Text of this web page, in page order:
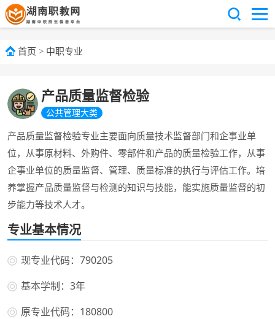
首页 > 中职专业
产品质量监督检验
公共管理大类
产品质量监督检验专业主要面向质量技术监督部门和企事业单
位，从事原材料、外购件、零部件和产品的质量检验工作，从事
企事业单位的质量监督、管理、质量标准的执行与评估工作。培
养掌握产品质量监督与检测的知识与技能，能实施质量监督的初
步能力等技术人才。
专业基本情况
现专业代码：790205
基本学制：3年
原专业代码：180800